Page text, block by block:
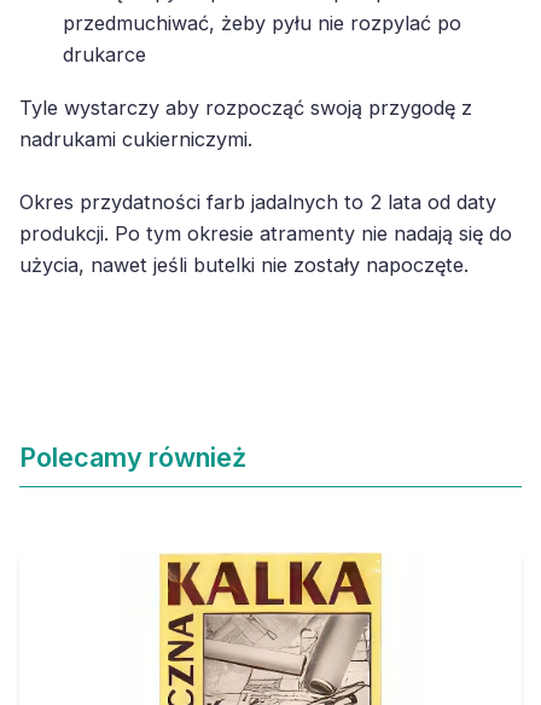
przedmuchiwać, żeby pyłu nie rozpylać po
drukarce
Tyle wystarczy aby rozpocząć swoją przygodę z
nadrukami cukierniczymi.
Okres przydatności farb jadalnych to 2 lata od daty
produkcji. Po tym okresie atramenty nie nadają się do
użycia, nawet jeśli butelki nie zostały napoczęte.
Polecamy również